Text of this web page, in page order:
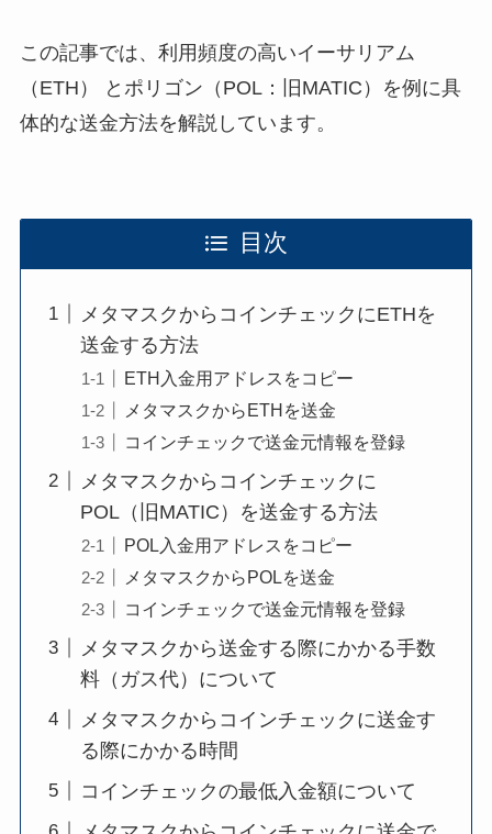
この記事では、利用頻度の高いイーサリアム
（ETH） とポリゴン（POL：旧MATIC）を例に具
体的な送金方法を解説しています。
目次
メタマスクからコインチェックにETHを
送金する方法
ETH入金用アドレスをコピー
メタマスクからETHを送金
コインチェックで送金元情報を登録
メタマスクからコインチェックに
POL（旧MATIC）を送金する方法
POL入金用アドレスをコピー
メタマスクからPOLを送金
コインチェックで送金元情報を登録
メタマスクから送金する際にかかる手数
料（ガス代）について
メタマスクからコインチェックに送金す
る際にかかる時間
コインチェックの最低入金額について